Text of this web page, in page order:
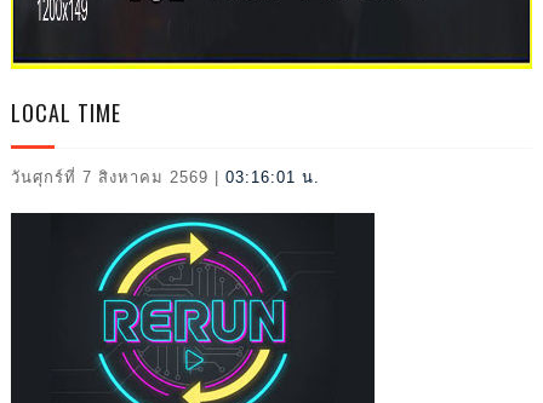
2026
LOCAL TIME
วันศุกร์ที่ 7 สิงหาคม 2569 | 03:16:02 น.